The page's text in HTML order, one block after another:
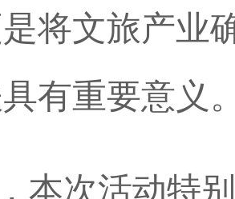
将文旅产业
有重要意义
本次活动特